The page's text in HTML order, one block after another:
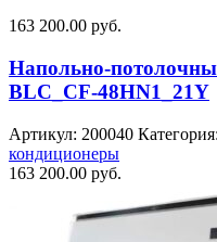
163 200.00 руб.
Напольно-
BLC_CF-48HN1_21Y
Артикул: 200040 Категория:
кондиционеры
163 200.00 руб.